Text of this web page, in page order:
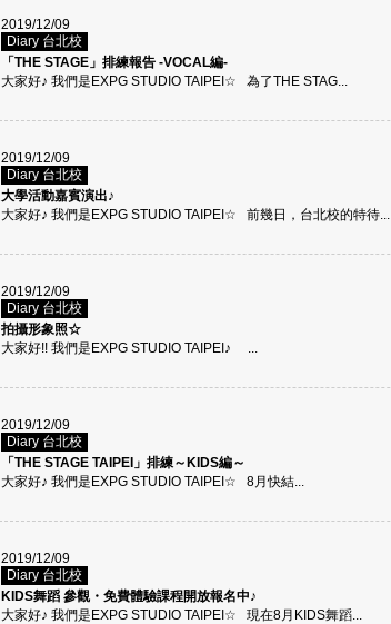
2019/12/09
Diary 台北校
「THE STAGE」排練報告 -VOCAL編-
大家好♪ 我們是EXPG STUDIO TAIPEI☆ 為了THE STAG...
2019/12/09
Diary 台北校
大學活動嘉賓演出♪
大家好♪ 我們是EXPG STUDIO TAIPEI☆ 前幾日，台北校的特待...
2019/12/09
Diary 台北校
拍攝形象照☆
大家好!! 我們是EXPG STUDIO TAIPEI♪ ...
2019/12/09
Diary 台北校
「THE STAGE TAIPEI」排練～KIDS編～
大家好♪ 我們是EXPG STUDIO TAIPEI☆ 8月快結...
2019/12/09
Diary 台北校
KIDS舞蹈 參觀・免費體驗課程開放報名中♪
大家好♪ 我們是EXPG STUDIO TAIPEI☆ 現在8月KIDS舞蹈...